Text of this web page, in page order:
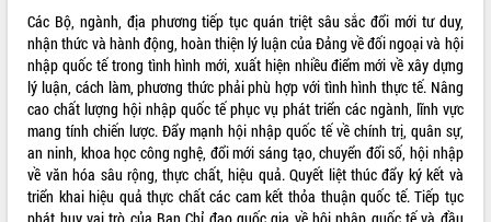
Các Bộ, ngành, địa phương tiếp tục quán triệt sâu sắc đổi mới tư duy,
nhận thức và hành động, hoàn thiện lý luận của Đảng về đối ngoại và hội
nhập quốc tế trong tình hình mới, xuất hiện nhiều điểm mới về xây dựng
lý luận, cách làm, phương thức phải phù hợp với tình hình thực tế. Nâng
cao chất lượng hội nhập quốc tế phục vụ phát triển các ngành, lĩnh vực
mang tính chiến lược. Đẩy mạnh hội nhập quốc tế về chính trị, quân sự,
an ninh, khoa học công nghệ, đổi mới sáng tạo, chuyển đổi số, hội nhập
về văn hóa sâu rộng, thực chất, hiệu quả. Quyết liệt thúc đẩy ký kết và
triển khai hiệu quả thực chất các cam kết thỏa thuận quốc tế. Tiếp tục
phát huy vai trò của Ban Chỉ đạo quốc gia về hội nhập quốc tế và đầu